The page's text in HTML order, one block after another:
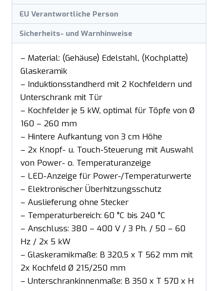
EU Verantwortliche Person
Sicherheits- und Warnhinweise
– Material: (Gehäuse) Edelstahl, (Kochplatte)
Glaskeramik
– Induktionsstandherd mit 2 Kochfeldern und
Unterschrank mit Tür
– Kochfelder je 5 kW, optimal für Töpfe von Ø
160 – 260 mm
– Hintere Aufkantung von 3 cm Höhe
– 2x Knopf- u. Touch-Steuerung mit Auswahl
von Power- o. Temperaturanzeige
– LED-Anzeige für Power-/Temperaturwerte
– Elektronischer Überhitzungsschutz
– Auslieferung ohne Stecker
– Temperaturbereich: 60 °C bis 240 °C
– Anschluss: 380 – 400 V / 3 Ph. / 50 – 60
Hz / 2x 5 kW
– Glaskeramikmaße: B 320,5 x T 562 mm mit
2x Kochfeld Ø 215/250 mm
– Unterschrankinnenmaße: B 350 x T 570 x H